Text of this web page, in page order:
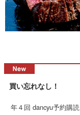
買い忘れなし！
年４回 dancyu予約購読